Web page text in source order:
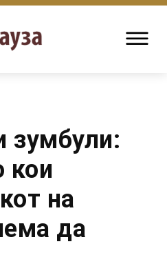
зумбули:
кои
на
да